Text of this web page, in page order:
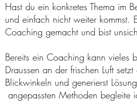
Hast du ein konkretes Thema im
und einfach nicht weiter kommst.
Coaching gemacht und bist
Bereits ein Coaching kann vieles
Draussen an der frischen Luft
Blickwinkeln und generierst
angepassten Methoden begleite